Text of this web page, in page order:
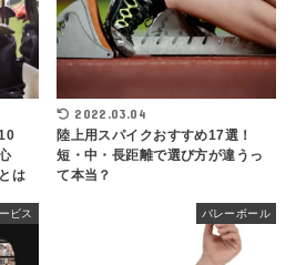
は
2022.03.04
陸上用スパイクおすすめ17選！
短・中・長距離で選び方が違うっ
て本当？
ビス バレーボール